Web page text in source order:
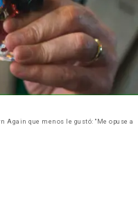
Again que menos le gustó: "Me opuse a